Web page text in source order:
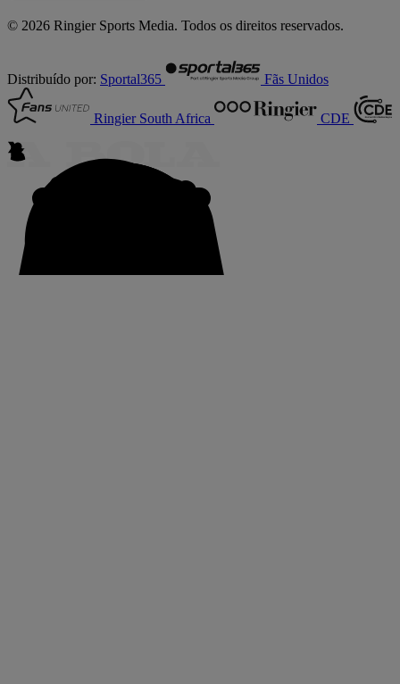
© 2026 Ringier Sports Media. Todos os direitos reservados.
Distribuído por: Sportal365 Fãs Unidos
Ringier South Africa CDE